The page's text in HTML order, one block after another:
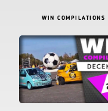
WIN COMPILATIONS